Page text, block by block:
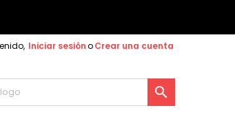
Iniciar sesiónoCrear una cuenta
